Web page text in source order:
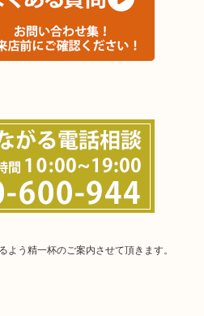
う精一杯のご案内させて頂きます。